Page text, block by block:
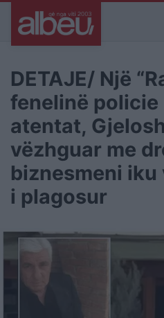
DETAJE/ Një
fenelinë policie
atentat,
vëzhguar me
biznesmeni iku
i plagosur